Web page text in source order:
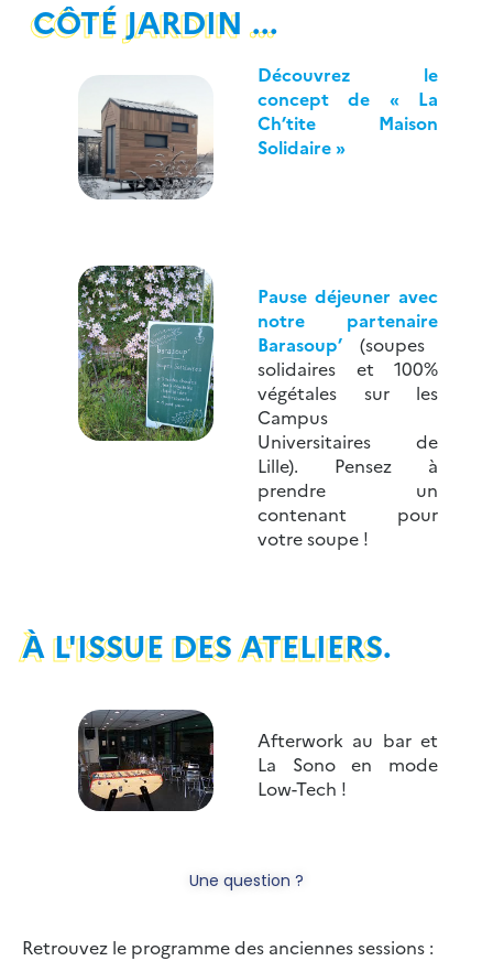
CÔTÉ JARDIN ...
Découvrez le
concept de « La
Ch’tite Maison
Solidaire »
Pause déjeuner avec
notre partenaire
Barasoup’ (soupes
solidaires et 100%
végétales sur les
Campus
Universitaires de
Lille). Pensez à
prendre un
contenant pour
votre soupe !
À L'ISSUE DES ATELIERS.
Afterwork au bar et
La Sono en mode
Low-Tech !
Une question ?
Retrouvez le programme des anciennes sessions :